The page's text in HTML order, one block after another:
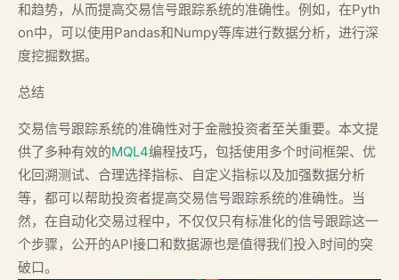
和趋势，从而提高交易信号跟踪系统的准确性。例如，在Pyth
on中，可以使用Pandas和Numpy等库进行数据分析，进行深
度挖掘数据。
总结
交易信号跟踪系统的准确性对于金融投资者至关重要。本文提
供了多种有效的MQL4编程技巧，包括使用多个时间框架、优
化回溯测试、合理选择指标、自定义指标以及加强数据分析
等，都可以帮助投资者提高交易信号跟踪系统的准确性。当
然，在自动化交易过程中，不仅仅只有标准化的信号跟踪这一
个步骤，公开的API接口和数据源也是值得我们投入时间的突
破口。